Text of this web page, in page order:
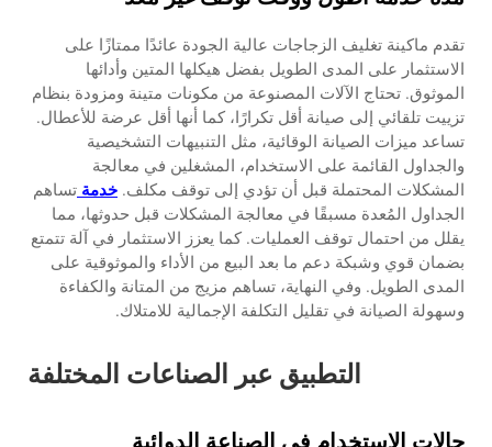
تقدم ماكينة تغليف الزجاجات عالية الجودة عائدًا ممتازًا على
الاستثمار على المدى الطويل بفضل هيكلها المتين وأدائها
الموثوق. تحتاج الآلات المصنوعة من مكونات متينة ومزودة بنظام
تزييت تلقائي إلى صيانة أقل تكرارًا، كما أنها أقل عرضة للأعطال.
تساعد ميزات الصيانة الوقائية، مثل التنبيهات التشخيصية
والجداول القائمة على الاستخدام، المشغلين في معالجة
المشكلات المحتملة قبل أن تؤدي إلى توقف مكلف. خدمة تساهم
الجداول المُعدة مسبقًا في معالجة المشكلات قبل حدوثها، مما
يقلل من احتمال توقف العمليات. كما يعزز الاستثمار في آلة تتمتع
بضمان قوي وشبكة دعم ما بعد البيع من الأداء والموثوقية على
المدى الطويل. وفي النهاية، تساهم مزيج من المتانة والكفاءة
وسهولة الصيانة في تقليل التكلفة الإجمالية للامتلاك.
التطبيق عبر الصناعات المختلفة
حالات الاستخدام في الصناعة الدوائية